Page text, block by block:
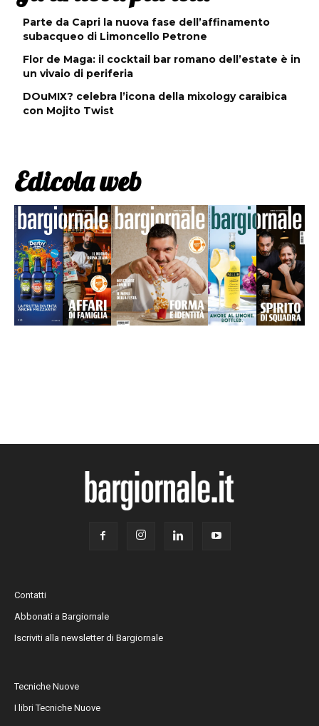
Parte da Capri la nuova fase dell’affinamento
subacqueo di Limoncello Petrone
Flor de Maga: il cocktail bar romano dell’estate è in
un vivaio di periferia
DOuMIX? celebra l’icona della mixology caraibica
con Mojito Twist
Edicola web
Contatti
Abbonati a Bargiornale
Iscriviti alla newsletter di Bargiornale
Tecniche Nuove
I libri Tecniche Nuove